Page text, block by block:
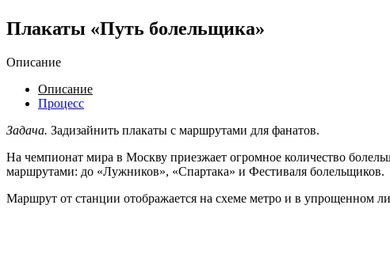
Плакаты «Путь болельщика»
Описание
Описание
Процесс
Задача. Задизайнить плакаты с маршрутами для фанатов.
На чемпионат мира в Москву приезжает огромное количество
маршрутами: до «Лужников», «Спартака» и Фестиваля болельщиков.
Маршрут от станции отображается на схеме метро и в упрощенном